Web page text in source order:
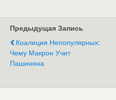
Предыдущая Запись
Коалиция Непопулярных:
Чему Макрон Учит
Пашиняна